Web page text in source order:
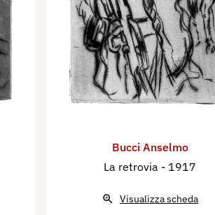
Bucci Anselmo
La retrovia - 1917
Visualizza scheda